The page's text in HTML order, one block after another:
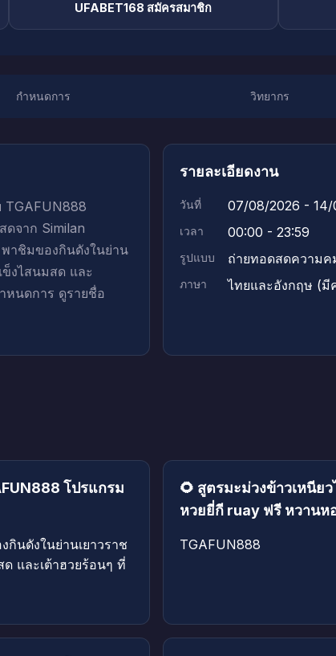
UFABET168 สมัครสมาชิก
กำหนดการ วิทยากร
TGAFUN888
จาก Similan
าชิมของกินดังในย่าน
งไสนมสด และ
หนดการ ดูรายชื่อ
รายละเอียดงาน
วันที่ 07/08/2026 - 14/
เวลา 00:00 - 23:59
รูปแบบ ถ่ายทอดสดความค
ภาษา ไทยและอังกฤษ (มี
โปรแกรม
นดังในย่านเยาวราช
และเต้าฮวยร้อนๆ ที่
🌻 สูตรมะม่วงข้าวเหนีย
หวยยี่กี ruay ฟรี หวาน
TGAFUN888